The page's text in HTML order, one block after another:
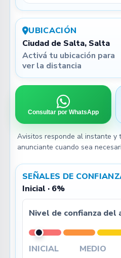
UBICACIÓN
Ciudad de Salta, Salta
Activá tu ubicación para
ver la distancia
Consultar por WhatsApp
Avisitos responde al instante y
anunciante cuando sea
SEÑALES DE
Inicial · 6%
Nivel de confianza del
INICIAL MEDIO